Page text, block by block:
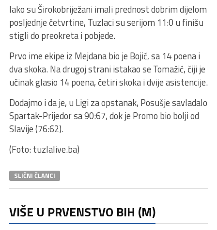
Iako su Širokobriježani imali prednost dobrim dijelom
posljednje četvrtine, Tuzlaci su serijom 11:0 u finišu
stigli do preokreta i pobjede.
Prvo ime ekipe iz Mejdana bio je Bojić, sa 14 poena i
dva skoka. Na drugoj strani istakao se Tomažić, čiji je
učinak glasio 14 poena, četiri skoka i dvije asistencije.
Dodajmo i da je, u Ligi za opstanak, Posušje savladalo
Spartak-Prijedor sa 90:67, dok je Promo bio bolji od
Slavije (76:62).
(Foto: tuzlalive.ba)
SLIČNI ČLANCI
VIŠE U PRVENSTVO BIH (M)